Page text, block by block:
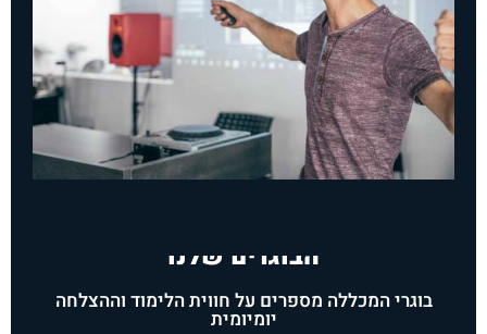
הבוגרים שלנו
בוגרי המכללה מספרים על חווית הלימוד וההצלחה
יומיומית